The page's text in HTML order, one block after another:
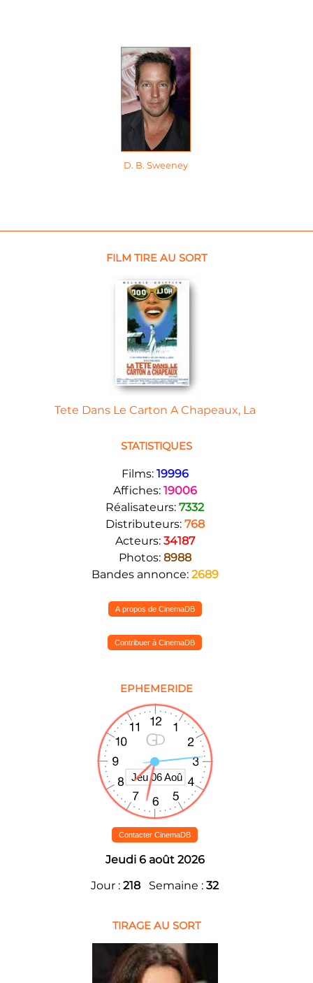
D. B. Sweeney
FILM TIRE AU SORT
Tete Dans Le Carton A Chapeaux, La
STATISTIQUES
Films: 19996
Affiches: 19006
Réalisateurs: 7332
Distributeurs: 768
Acteurs: 34187
Photos: 8988
Bandes annonce: 2689
A propos de CinemaDB
Contribuer à CinemaDB
EPHEMERIDE
Contacter CinemaDB
Jeudi 6 août 2026
Jour : 218 Semaine : 32
TIRAGE AU SORT